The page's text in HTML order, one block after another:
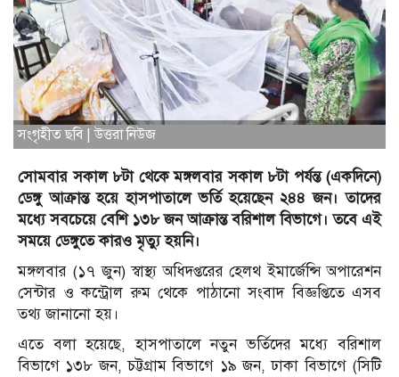
সংগৃহীত ছবি | উত্তরা নিউজ
সোমবার সকাল ৮টা থেকে মঙ্গলবার সকাল ৮টা পর্যন্ত (একদিনে)
ডেঙ্গু আক্রান্ত হয়ে হাসপাতালে ভর্তি হয়েছেন ২৪৪ জন। তাদের
মধ্যে সবচেয়ে বেশি ১৩৮ জন আক্রান্ত বরিশাল বিভাগে। তবে এই
সময়ে ডেঙ্গুতে কারও মৃত্যু হয়নি।
মঙ্গলবার (১৭ জুন) স্বাস্থ্য অধিদপ্তরের হেলথ ইমার্জেন্সি অপারেশন
সেন্টার ও কন্ট্রোল রুম থেকে পাঠানো সংবাদ বিজ্ঞপ্তিতে এসব
তথ্য জানানো হয়।
এতে বলা হয়েছে, হাসপাতালে নতুন ভর্তিদের মধ্যে বরিশাল
বিভাগে ১৩৮ জন, চট্টগ্রাম বিভাগে ১৯ জন, ঢাকা বিভাগে (সিটি